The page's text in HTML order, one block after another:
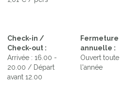
Check-in /
Check-out :
Arrivée : 16.00 -
20.00 / Départ
avant 12.00
Fermeture
annuelle :
Ouvert toute
l'année